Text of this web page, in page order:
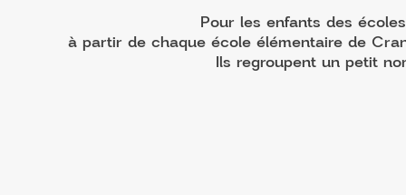
Pour les enfants des
à partir de chaque école élémentaire de
Ils regroupent un petit